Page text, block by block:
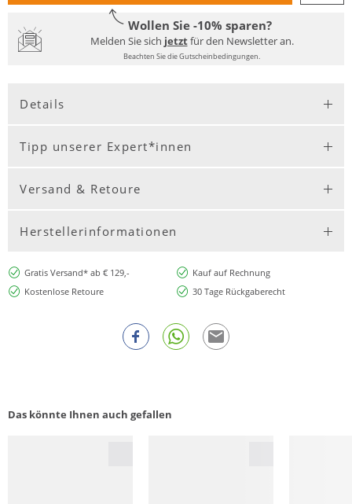
Wollen Sie -10% sparen?
Melden Sie sich jetztfür den Newsletter an.
Beachten Sie die Gutscheinbedingungen.
Details
Tipp unserer Expert*innen
Versand & Retoure
Herstellerinformationen
Gratis Versand* ab € 129,-
Kauf auf Rechnung
Kostenlose Retoure
30 Tage Rückgaberecht
Das könnte Ihnen auch gefallen